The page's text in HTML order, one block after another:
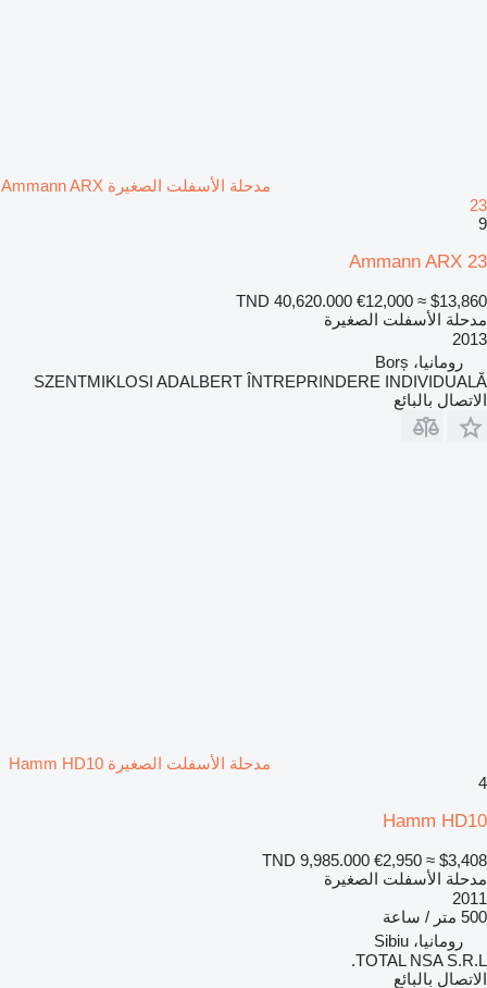
مدحلة الأسفلت الصغيرة Ammann ARX
23
9
Ammann ARX 23
TND 40,620.000 €12,000 ≈ $13,860
مدحلة الأسفلت الصغيرة
2013
رومانيا، Borș
SZENTMIKLOSI ADALBERT ÎNTREPRINDERE INDIVIDUALĂ
الاتصال بالبائع
مدحلة الأسفلت الصغيرة Hamm HD10
4
Hamm HD10
TND 9,985.000 €2,950 ≈ $3,408
مدحلة الأسفلت الصغيرة
2011
500 متر / ساعة
رومانيا، Sibiu
TOTAL NSA S.R.L.
الاتصال بالبائع